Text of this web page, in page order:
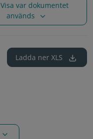
Visa var dokumentet
används
Ladda ner XLS